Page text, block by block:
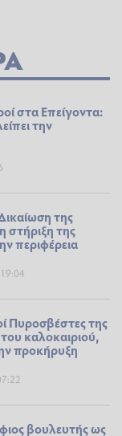
στα Επείγοντα:
την
της
στήριξη της
περιφέρεια
Πυροσβέστες της
καλοκαιριού,
προκήρυξη
βουλευτής ως